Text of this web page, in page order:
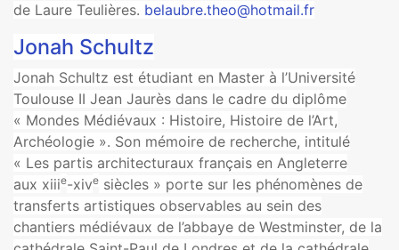
de Laure Teulières. belaubre.theo@hotmail.fr
Jonah Schultz
Jonah Schultz est étudiant en Master à l’Université
Toulouse II Jean Jaurès dans le cadre du diplôme
« Mondes Médiévaux : Histoire, Histoire de l’Art,
Archéologie ». Son mémoire de recherche, intitulé
« Les partis architecturaux français en Angleterre
aux xiiie-xive siècles » porte sur les phénomènes de
transferts artistiques observables au sein des
chantiers médiévaux de l’abbaye de Westminster, de la